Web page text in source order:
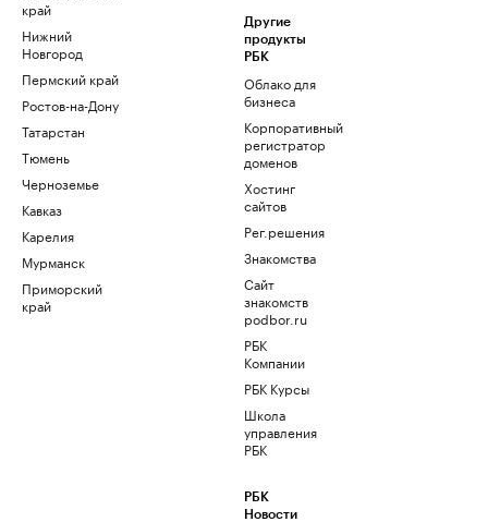
край
Нижний
Новгород
Пермский край
Ростов-на-Дону
Татарстан
Тюмень
Черноземье
Кавказ
Карелия
Мурманск
Приморский
край
Другие
продукты
РБК
Облако для
бизнеса
Корпоративный
регистратор
доменов
Хостинг
сайтов
Рег.решения
Знакомства
Сайт
знакомств
podbor.ru
РБК
Компании
РБК Курсы
Школа
управления
РБК
РБК
Новости